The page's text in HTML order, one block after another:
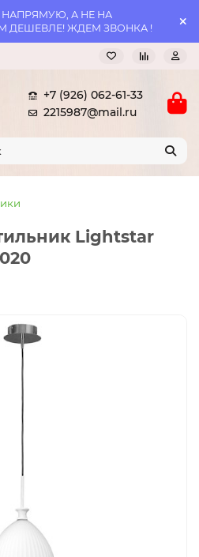
А НЕ НА
ДЕШЕВЛЕ! ЖДЕМ ЗВОНКА !
+7 (926) 062-61-33
2215987@mail.ru
Lightstar